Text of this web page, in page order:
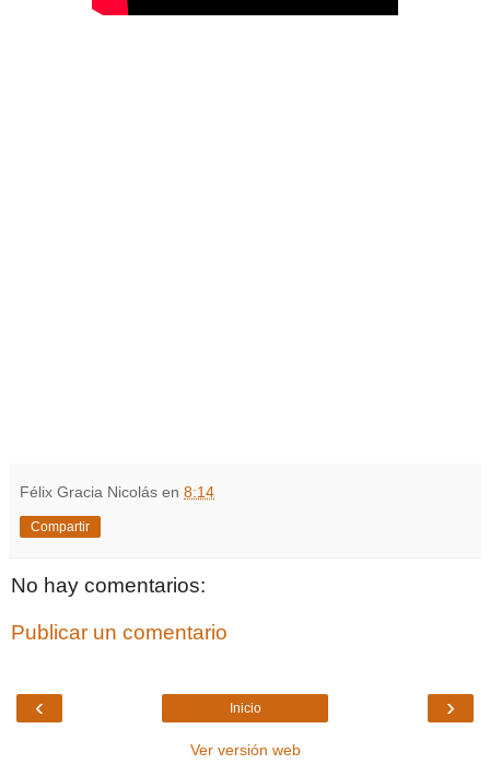
Félix Gracia Nicolás en 8:14
Compartir
No hay comentarios:
Publicar un comentario
‹ ›
Inicio
Ver versión web